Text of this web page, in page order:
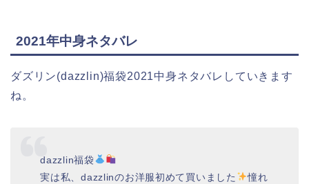
2021年中身ネタバレ
ダズリン(dazzlin)福袋2021中身ネタバレしていきます
ね。
dazzlin福袋
実は私、dazzlinのお洋服初めて買いました
憧れ